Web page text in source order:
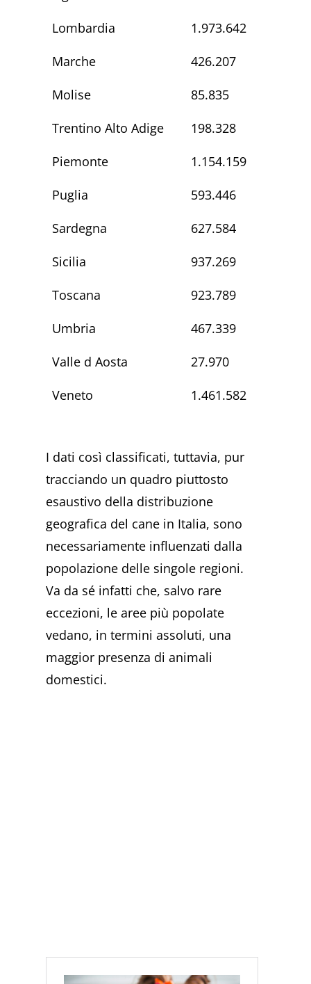
Lombardia
1.973.642
Marche
426.207
Molise
85.835
Trentino Alto Adige
198.328
Piemonte
1.154.159
Puglia
593.446
Sardegna
627.584
Sicilia
937.269
Toscana
923.789
Umbria
467.339
Valle d Aosta
27.970
Veneto
1.461.582
I dati così classificati, tuttavia, pur
tracciando un quadro piuttosto
esaustivo della distribuzione
geografica del cane in Italia, sono
necessariamente influenzati dalla
popolazione delle singole regioni.
Va da sé infatti che, salvo rare
eccezioni, le aree più popolate
vedano, in termini assoluti, una
maggior presenza di animali
domestici.